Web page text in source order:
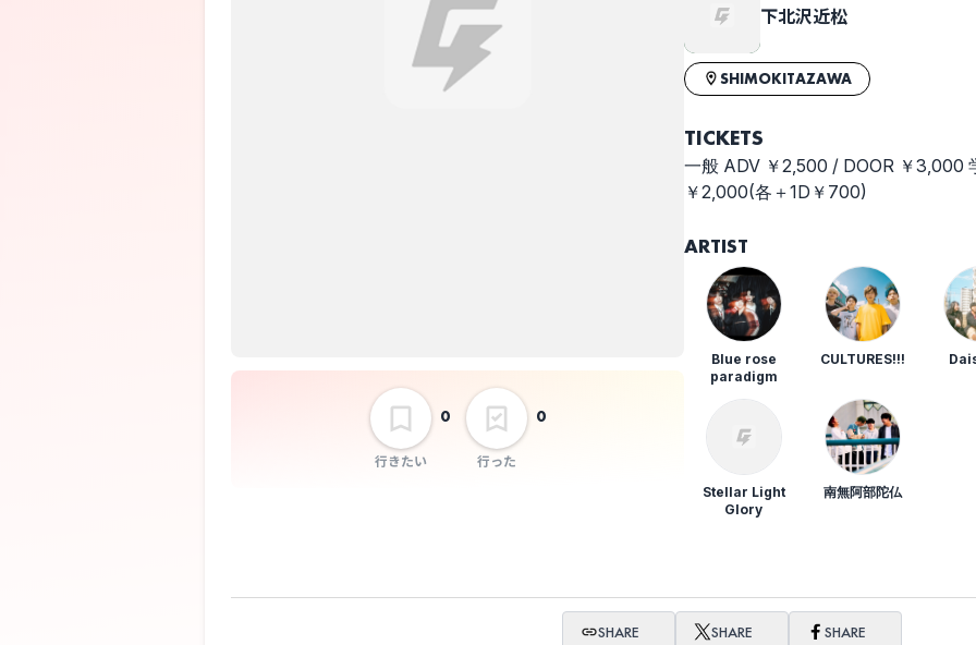
行きたい
0
行った
0
下北沢近松
SHIMOKITAZAWA
TICKETS
一般 ADV ￥2,500 / DOOR ￥3,000
￥2,000(各＋1D￥700)
ARTIST
Blue rose
paradigm
CULTURES!!!
Stellar Light
Glory
南無阿部陀仏
SHARE SHARE SHARE